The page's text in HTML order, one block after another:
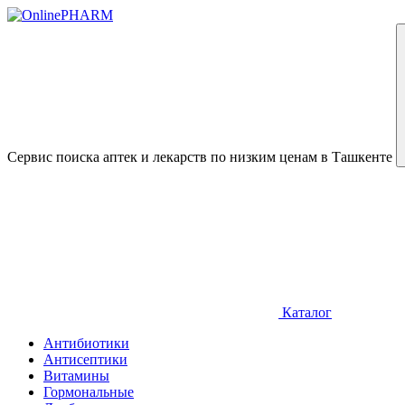
Сервис поиска аптек и лекарств по низким ценам в Ташкенте
Каталог
Антибиотики
Антисептики
Витамины
Гормональные